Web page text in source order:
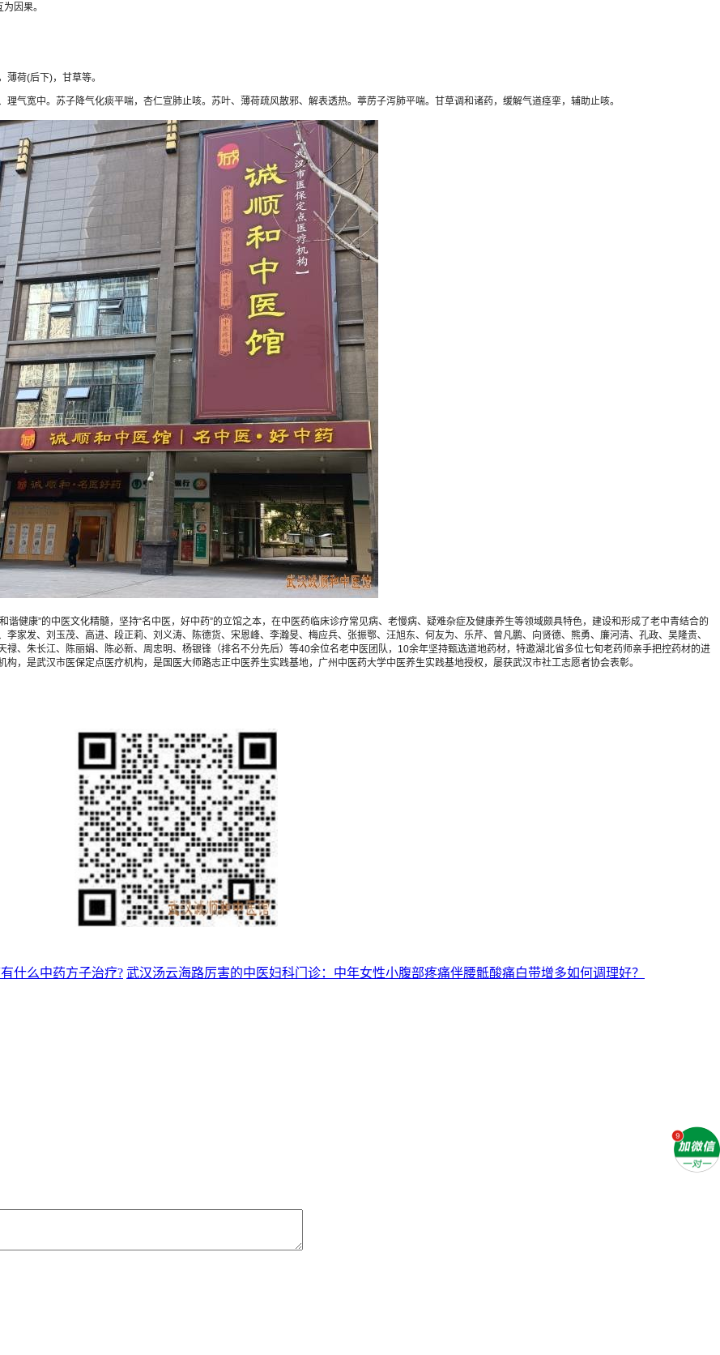
因果。
荷(后下)，甘草等。
宽中。苏子降气化痰平喘，杏仁宣肺止咳。苏叶、薄荷疏风散邪、解表透热。葶苈子泻肺平喘。甘草调和诸药，缓解气道痉挛，辅助止咳。
康”的中医文化精髓，坚持“名中医，好中药”的立馆之本，在中医药临床诊疗常见病、老慢病、疑难杂症及健康养生等领域颇具特色，建设和形成了老中青结合的
家发、刘玉茂、高进、段正莉、刘义涛、陈德货、宋恩峰、李瀚旻、梅应兵、张振鄂、汪旭东、何友为、乐芹、曾凡鹏、向贤德、熊勇、廉河清、孔政、吴隆贵、
、朱长江、陈丽娟、陈必新、周忠明、杨银锋（排名不分先后）等40余位名老中医团队，10余年坚持甄选道地药材，特邀湖北省多位七旬老药师亲手把控药材的进
，是武汉市医保定点医疗机构，是国医大师路志正中医养生实践基地，广州中医药大学中医养生实践基地授权，屡获武汉市社工志愿者协会表彰。
什么中药方子治疗? 武汉汤云海路厉害的中医妇科门诊：中年女性小腹部疼痛伴腰骶酸痛白带增多如何调理好？